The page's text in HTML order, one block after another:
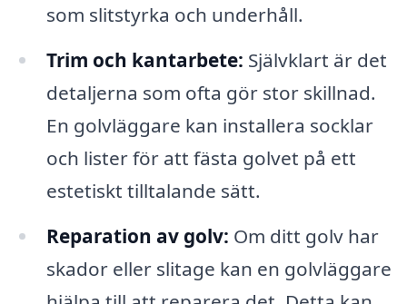
som slitstyrka och underhåll.
Trim och kantarbete: Självklart är det
detaljerna som ofta gör stor skillnad.
En golvläggare kan installera socklar
och lister för att fästa golvet på ett
estetiskt tilltalande sätt.
Reparation av golv: Om ditt golv har
skador eller slitage kan en golvläggare